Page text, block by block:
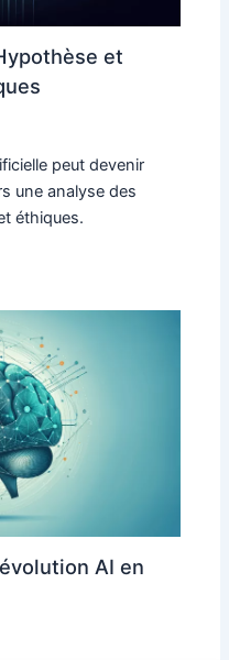
et
peut devenir
une analyse des
éthiques.
AI en